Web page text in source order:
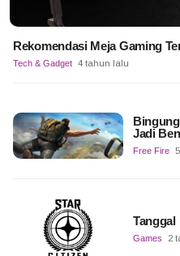
Rekomendasi Meja Gaming
Tech & Gadget 4 tahun lalu
Jadi
Free Fire
Tanggal
Games 2